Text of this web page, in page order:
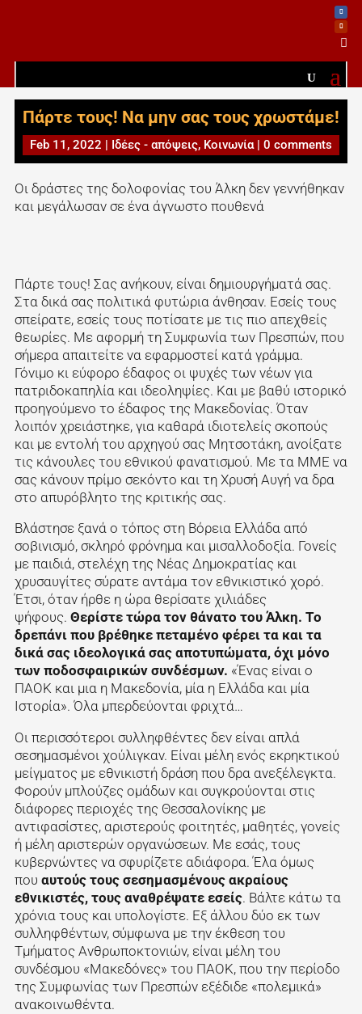

Πάρτε τους! Να μην σας τους χρωστάμε!
Feb 11, 2022 | Ιδέες - απόψεις, Κοινωνία| 0 comments
Οι δράστες της δολοφονίας του Άλκη δεν γεννήθηκαν
και μεγάλωσαν σε ένα άγνωστο πουθενά
Πάρτε τους! Σας ανήκουν, είναι δημιουργήματά σας.
Στα δικά σας πολιτικά φυτώρια άνθησαν. Εσείς τους
σπείρατε, εσείς τους ποτίσατε με τις πιο απεχθείς
θεωρίες. Με αφορμή τη Συμφωνία των Πρεσπών, που
σήμερα απαιτείτε να εφαρμοστεί κατά γράμμα.
Γόνιμο κι εύφορο έδαφος οι ψυχές των νέων για
πατριδοκαπηλία και ιδεοληψίες. Και με βαθύ ιστορικό
προηγούμενο το έδαφος της Μακεδονίας. Όταν
λοιπόν χρειάστηκε, για καθαρά ιδιοτελείς σκοπούς
και με εντολή του αρχηγού σας Μητσοτάκη, ανοίξατε
τις κάνουλες του εθνικού φανατισμού. Με τα ΜΜΕ να
σας κάνουν πρίμο σεκόντο και τη Χρυσή Αυγή να δρα
στο απυρόβλητο της κριτικής σας.
Βλάστησε ξανά ο τόπος στη Βόρεια Ελλάδα από
σοβινισμό, σκληρό φρόνημα και μισαλλοδοξία. Γονείς
με παιδιά, στελέχη της Νέας Δημοκρατίας και
χρυσαυγίτες σύρατε αντάμα τον εθνικιστικό χορό.
Έτσι, όταν ήρθε η ώρα θερίσατε χιλιάδες
ψήφους. Θερίστε τώρα τον θάνατο του Άλκη. Το
δρεπάνι που βρέθηκε πεταμένο φέρει τα και τα
δικά σας ιδεολογικά σας αποτυπώματα, όχι μόνο
των ποδοσφαιρικών συνδέσμων. «Ένας είναι ο
ΠΑΟΚ και μια η Μακεδονία, μία η Ελλάδα και μία
Ιστορία». Όλα μπερδεύονται φριχτά…
Οι περισσότεροι συλληφθέντες δεν είναι απλά
σεσημασμένοι χούλιγκαν. Είναι μέλη ενός εκρηκτικού
μείγματος με εθνικιστή δράση που δρα ανεξέλεγκτα.
Φορούν μπλούζες ομάδων και συγκρούονται στις
διάφορες περιοχές της Θεσσαλονίκης με
αντιφασίστες, αριστερούς φοιτητές, μαθητές, γονείς
ή μέλη αριστερών οργανώσεων. Με εσάς, τους
κυβερνώντες να σφυρίζετε αδιάφορα. Έλα όμως
που αυτούς τους σεσημασμένους ακραίους
εθνικιστές, τους αναθρέψατε εσείς. Βάλτε κάτω τα
χρόνια τους και υπολογίστε. Εξ άλλου δύο εκ των
συλληφθέντων, σύμφωνα με την έκθεση του
Τμήματος Ανθρωποκτονιών, είναι μέλη του
συνδέσμου «Μακεδόνες» του ΠΑΟΚ, που την περίοδο
της Συμφωνίας των Πρεσπών εξέδιδε «πολεμικά»
ανακοινωθέντα.